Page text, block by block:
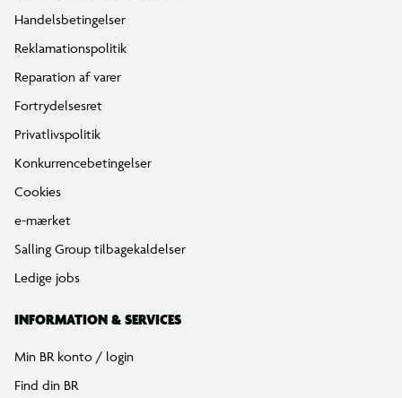
Handelsbetingelser
Reklamationspolitik
Reparation af varer
Fortrydelsesret
Privatlivspolitik
Konkurrencebetingelser
Cookies
e-mærket
Salling Group tilbagekaldelser
Ledige jobs
INFORMATION & SERVICES
Min BR konto / login
Find din BR